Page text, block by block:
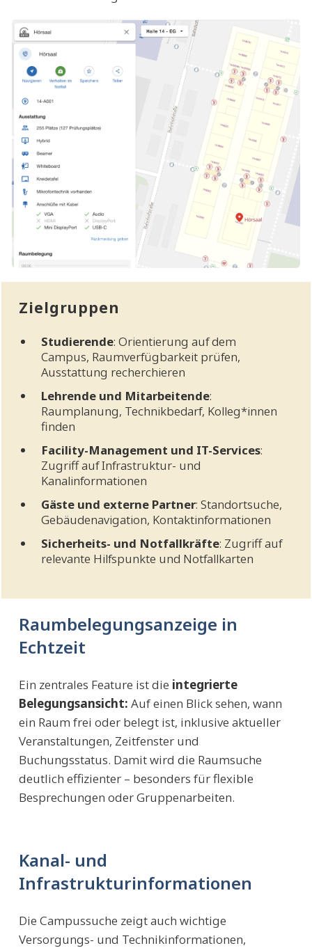
Zielgruppen
Studierende: Orientierung auf dem
Campus, Raumverfügbarkeit prüfen,
Ausstattung recherchieren
Lehrende und Mitarbeitende:
Raumplanung, Technikbedarf, Kolleg*innen
finden
Facility-Management und IT-Services:
Zugriff auf Infrastruktur- und
Kanalinformationen
Gäste und externe Partner: Standortsuche,
Gebäudenavigation, Kontaktinformationen
Sicherheits- und Notfallkräfte: Zugriff auf
relevante Hilfspunkte und Notfallkarten
Raumbelegungsanzeige in
Echtzeit
Ein zentrales Feature ist die integrierte
Belegungsansicht: Auf einen Blick sehen, wann
ein Raum frei oder belegt ist, inklusive aktueller
Veranstaltungen, Zeitfenster und
Buchungsstatus. Damit wird die Raumsuche
deutlich effizienter – besonders für flexible
Besprechungen oder Gruppenarbeiten.
Kanal- und
Infrastrukturinformationen
Die Campussuche zeigt auch wichtige
Versorgungs- und Technikinformationen,